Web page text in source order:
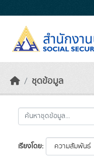
ชุดข้อมูล
เรียงโดย